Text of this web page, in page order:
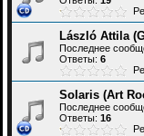
László Attila
Последнее
Ответы: 6
Solaris (Art
Последнее
Ответы: 16